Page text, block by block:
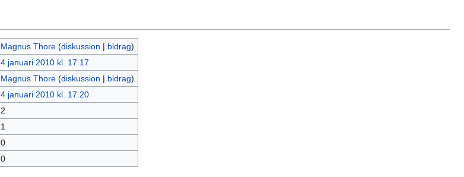
Magnus Thore (diskussion | bidrag)
4 januari 2010 kl. 17.17
Magnus Thore (diskussion | bidrag)
4 januari 2010 kl. 17.20
2
1
0
0